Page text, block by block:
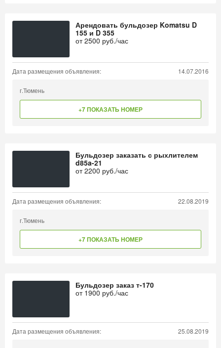
Арендовать бульдозер Komatsu D
155 и D 355
от2500 руб./час
Дата размещения объявления: 14.07.2016
г.Тюмень
+7 ПОКАЗАТЬ НОМЕР
Бульдозер заказать с рыхлителем
d85a-21
от2200 руб./час
Дата размещения объявления: 22.08.2019
г.Тюмень
+7 ПОКАЗАТЬ НОМЕР
Бульдозер заказ т-170
от 1900 руб./час
Дата размещения объявления: 25.08.2019